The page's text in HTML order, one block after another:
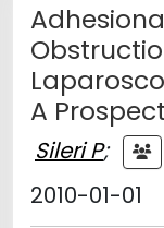
A
Sileri P;
2010-01-01